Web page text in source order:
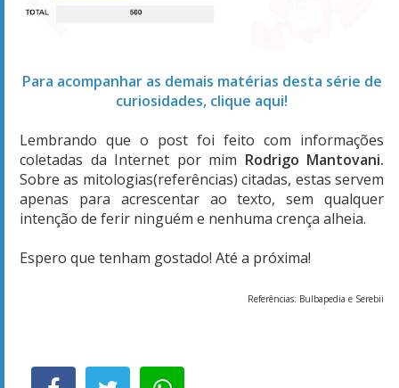
Para acompanhar as demais matérias desta série de
curiosidades, clique aqui!
Lembrando que o post foi feito com informações
coletadas da Internet por mim Rodrigo Mantovani.
Sobre as mitologias(referências) citadas, estas servem
apenas para acrescentar ao texto, sem qualquer
intenção de ferir ninguém e nenhuma crença alheia.
Espero que tenham gostado! Até a próxima!
Referências: Bulbapedia e Serebii